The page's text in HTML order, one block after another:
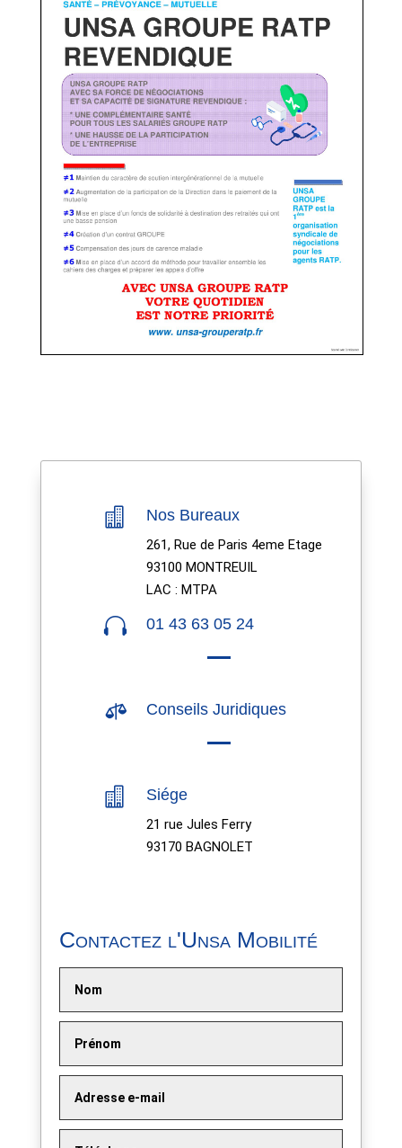
 Nos Bureaux
261, Rue de Paris 4eme Etage
93100 MONTREUIL
LAC : MTPA
 01 43 63 05 24
 Conseils Juridiques
 Siége
21 rue Jules Ferry
93170 BAGNOLET
Contactez l'Unsa Mobilité